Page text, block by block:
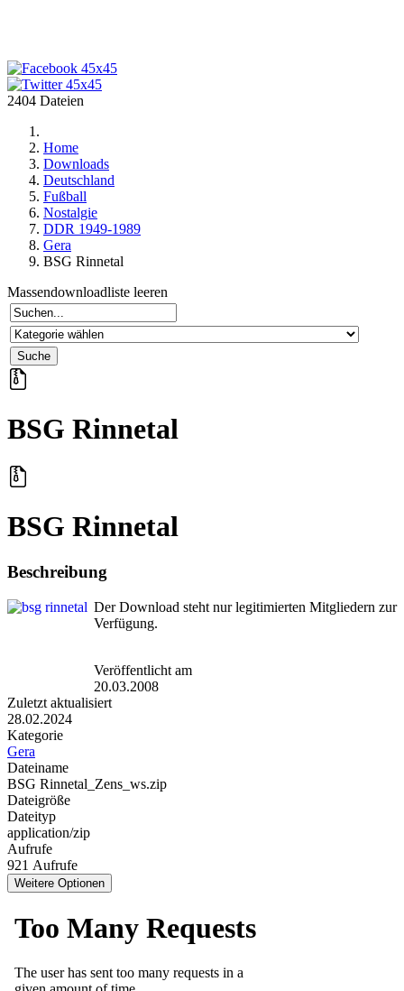
2404 Dateien
Home
Downloads
Deutschland
Fußball
Nostalgie
DDR 1949-1989
Gera
BSG Rinnetal
Massendownloadliste leeren
BSG Rinnetal
BSG Rinnetal
Beschreibung
Der Download steht nur legitimierten Mitgliedern zur
Verfügung.
Veröffentlicht am
20.03.2008
Zuletzt aktualisiert
28.02.2024
Kategorie
Gera
Dateiname
BSG Rinnetal_Zens_ws.zip
Dateigröße
Dateityp
application/zip
Aufrufe
921 Aufrufe
Weitere Optionen